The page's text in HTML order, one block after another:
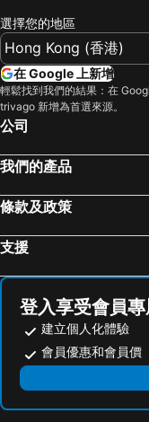
選擇您的地區
在 Google 上新增
輕鬆找到我們的結果：在
trivago 新增為首選來源。
公司
我們的產品
條款及政策
支援
登入享受會員
建立個人化體驗
會員優惠和會員價